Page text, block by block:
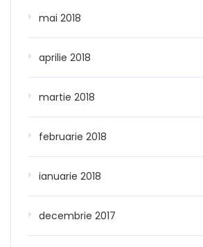
mai 2018
aprilie 2018
martie 2018
februarie 2018
ianuarie 2018
decembrie 2017